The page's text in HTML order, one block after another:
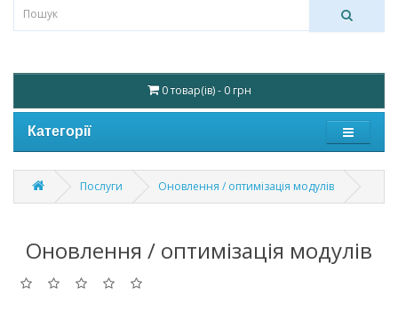
0 товар(ів) - 0 грн
Категорії
Послуги Оновлення / оптимізація модулів
Оновлення / оптимізація модулів